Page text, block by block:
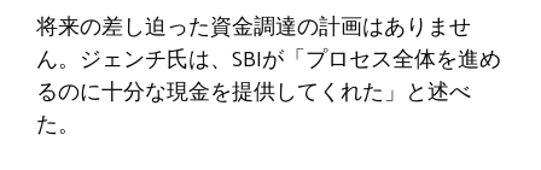
将来の差し迫った資金調達の計画はありませ
ん。ジェンチ氏は、SBIが「プロセス全体を進め
るのに十分な現金を提供してくれた」と述べ
た。